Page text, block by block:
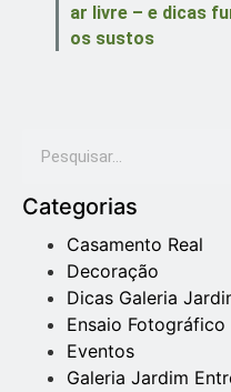
ar livre – e dicas
os sustos
Categorias
Casamento Real
Decoração
Dicas Galeria
Ensaio Fotográfico
Eventos
Galeria Jardim